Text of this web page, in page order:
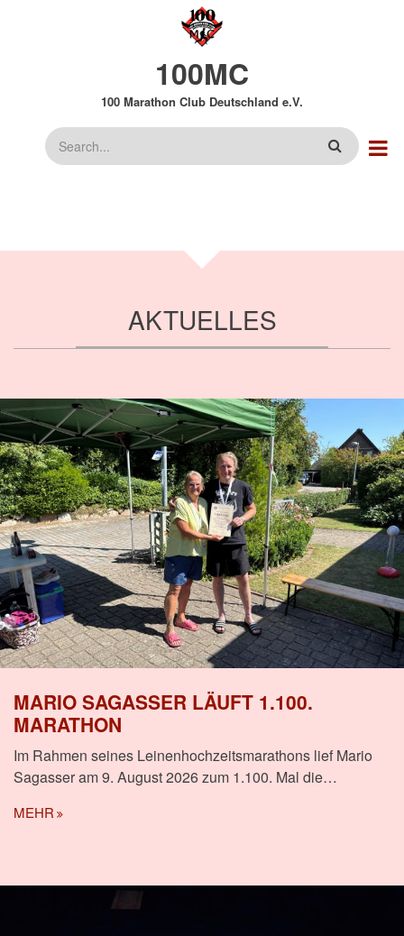
100MC
100 Marathon Club Deutschland e.V.
Suche
AKTUELLES
MARIO SAGASSER LÄUFT 1.100.
MARATHON
Im Rahmen seines Leinenhochzeitsmarathons lief Mario
Sagasser am 9. August 2026 zum 1.100. Mal die…
MEHR